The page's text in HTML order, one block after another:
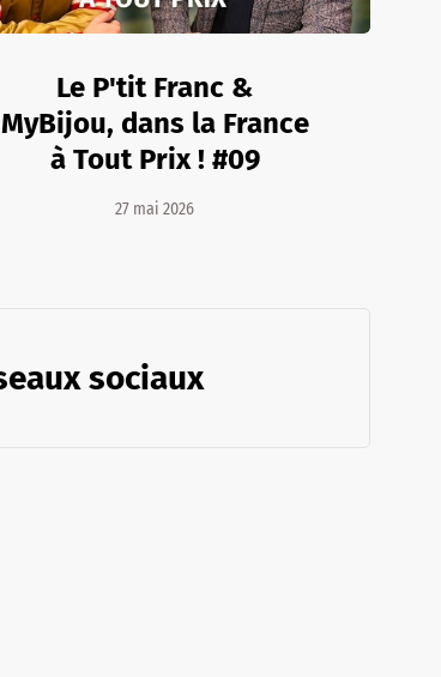
Le P'tit Franc &
MyBijou, dans la France
à Tout Prix ! #09
27 mai 2026
sociaux